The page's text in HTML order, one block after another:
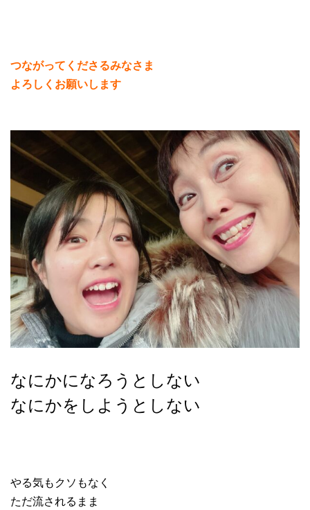
つながってくださるみなさま
よろしくお願いします
なにかになろうとしない
なにかをしようとしない
やる気もクソもなく
ただ流されるまま